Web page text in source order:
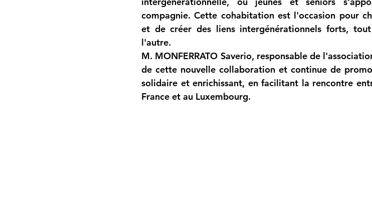
compagnie. Cette cohabitation est l'occasion pour
et de créer des liens intergénérationnels forts,
l'autre.
M. MONFERRATO Saverio, responsable de
de cette nouvelle collaboration et continue de
solidaire et enrichissant, en facilitant la rencontre
France et au Luxembourg.